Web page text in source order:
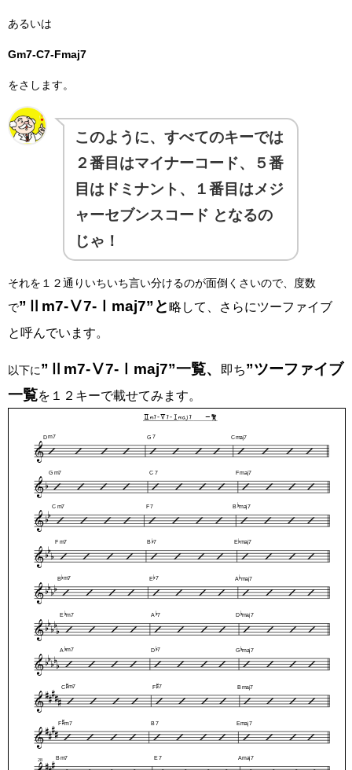
あるいは
Gm7-C7-Fmaj7
をさします。
このように、すべてのキーでは
２番目はマイナーコード、５番
目はドミナント、１番目はメジ
ャーセブンスコード となるの
じゃ！
それを１２通りいちいち言い分けるのが面倒くさいので、度数
で”Ⅱm7-Ⅴ7-Ⅰmaj7”と略して、さらにツーファイブ
と呼んでいます。
以下に ”Ⅱm7-Ⅴ7-Ⅰmaj7”一覧、 即ち”ツーファイブ
一覧を１２キーで載せてみます。